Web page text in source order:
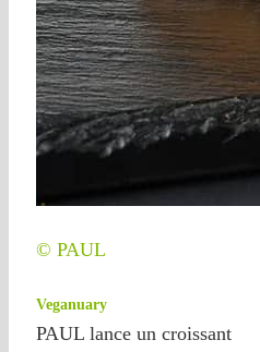
© PAUL
Veganuary
PAUL lance un croissant